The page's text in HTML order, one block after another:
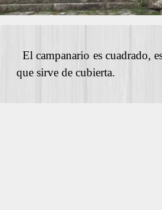
El campanario es cuadrado,
que sirve de cubierta.